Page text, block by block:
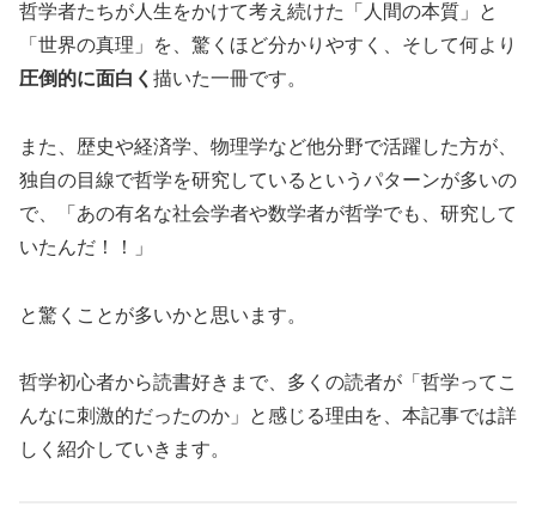
哲学者たちが人生をかけて考え続けた「人間の本質」と
「世界の真理」を、驚くほど分かりやすく、そして何より
圧倒的に面白く 描いた一冊です。
また、歴史や経済学、物理学など他分野で活躍した方が、
独自の目線で哲学を研究しているというパターンが多いの
で、「あの有名な社会学者や数学者が哲学でも、研究して
いたんだ！！」
と驚くことが多いかと思います。
哲学初心者から読書好きまで、多くの読者が「哲学ってこ
んなに刺激的だったのか」と感じる理由を、本記事では詳
しく紹介していきます。